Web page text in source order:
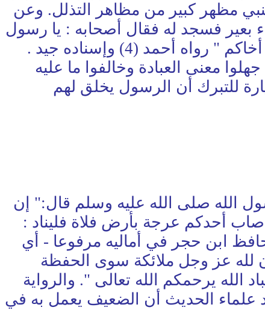
مظهر كبير من مظاهر التذلل. وعن
بعير فسجد له فقال أصحابه : يا رسول
الله سجد لك البهائم والشجر فنحن أحق أن نسجد لك فقال : " اعبدوا ربكم وأكرموا أخاكم " رواه أحمد (4) وإسناده جيد .
معنى العبادة وخالفوا ما عليه
للتبرك أن الرسول يخلق لهم
الله بن عباس عن رسول الله صلى الله عليه وسلم قال:" إن
أحدكم عرجة بأرض فلاة فليناد :
ثقات " وحسنه الحافظ ابن حجر في أماليه مرفوعا - أي
ابن عباس بلفظ:" إن لله عز وجل ملائكة سوى الحفظة
يرحمكم الله تعالى ". والرواية
علماء الحديث أن الضعيف يعمل به في